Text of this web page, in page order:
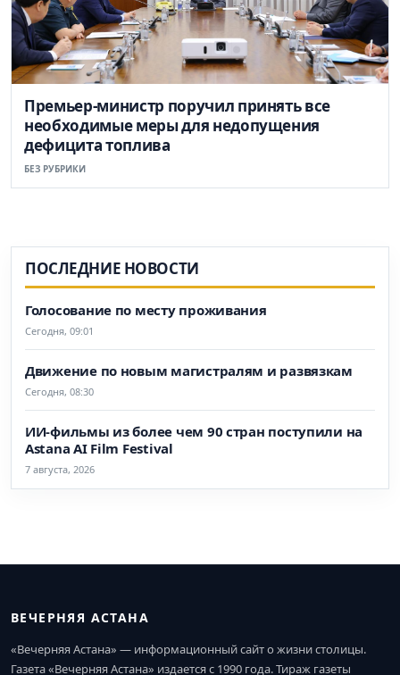
Премьер-министр поручил принять все
необходимые меры для недопущения
дефицита топлива
БЕЗ РУБРИКИ
ПОСЛЕДНИЕ НОВОСТИ
Голосование по месту проживания
Сегодня, 09:01
Движение по новым магистралям и развязкам
Сегодня, 08:30
ИИ-фильмы из более чем 90 стран поступили на
Astana AI Film Festival
7 августа, 2026
ВЕЧЕРНЯЯ АСТАНА
«Вечерняя Астана» — информационный сайт о жизни столицы.
Газета «Вечерняя Астана» издается с 1990 года. Тираж газеты